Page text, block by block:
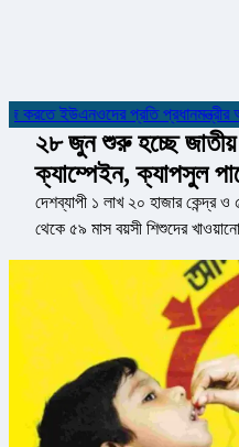
করতে ইউএনওদের প্রতি প্রধানমন্ত্রীর
২৮ জুন শুরু হচ্ছে জাতীয়
ক্যাম্পেইন, ক্যাপসুল
দেশব্যাপী ১ লাখ ২০ হাজার কেন্দ্র
থেকে ৫৯ মাস বয়সী শিশুদের